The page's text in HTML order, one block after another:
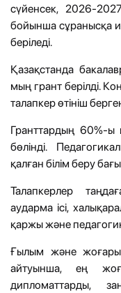
сүйенсек, 2026-
бойынша сұранысқа
беріледі.
Қазақстанда
мың грант берілді.
талапкер өтініш
Гранттардың 60%-ы
бөлінді.
қалған білім беру
Талапкерлер
аударма ісі,
қаржы және
Ғылым және жоғары
айтуынша, ең
дипломаттарды,